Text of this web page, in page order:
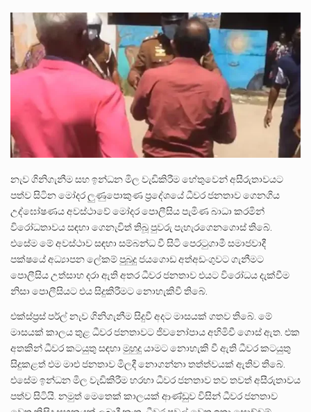
මේ, දන්නා හඳුනන ලියන්නකුගේ නන්නාඳුනන අඩවියක සැරිසරා ලද ආස්වාදනීය මොහොතක සිංහාවලෝකනයකි .කෙටි කවියක දිගු බර…
වත්මන් ආණ්ඩුවේ ප්‍රධාන පාර්ශවකරුවා වන ජනතා විමුක්ති පෙරමුණේ කාලයක පටන් තිබුණු ප්‍රධාන සටන් පාඨයක් වූවේ…
නැව ගිනිගැනීම සහ ඉන්ධන මිල වැඩිකිරීම හේතුවෙන් අසීරුතාවයට
පත්ව සිටින මෝදර ලුණුපොකුණ ප්‍රදේශයේ ධීවර ජනතාව ගෙනගිය
උද්ඝෝෂණය අවස්ථාවේ මෝදර පොලීසිය පැමිණ බාධා කරමින්
විරෝධතාවය සඳහා ගෙනැවිත් තිබූ පුවරු පැහැරගෙනගොස් තිබේ.
එසේම මේ අවස්ථාව සඳහා සම්බන්ධ වී සිටි පෙරටුගාමී සමාජවාදී
පක්ෂයේ අධ්‍යාපන ලේකම් පුබුදු ජයගොඩ අත්අඩංගුවට ගැනීමට
පොලීසිය උත්සාහ දරා ඇති අතර ධීවර ජනතාව එයට විරෝධය දැක්වීම
නිසා පොලීසියට එය සිදුකිරීමට නොහැකිවී තිබේ.
එක්ස්ප්‍රස් පර්ල් නැව ගිනිගැනීම සිදුවී අදට මාසයක් ගතව තිබේ. මේ
මාසයක් කාලය තුළ ධීවර ජනතාවට ජිවනෝපාය අහිමිවී ගොස් ඇත. එක
අතකින් ධීවර කටයුතු සඳහා මුහුදු යාමට නොහැකි වී ඇති ධීවර කටයුතු
සිදුකළත් එම මාළු ජනතාව මිලදී නොගන්නා තත්ත්වයක් ඇතිව තිබේ.
එසේම ඉන්ධන මිල වැඩිකිරීම හරහා ධීවර ජනතාව තව තවත් අසීරුතාවය
පත්ව සිටියි. නමුත් මෙතෙක් කාලයක් ආණ්ඩුව විසින් ධීවර ජනතාව